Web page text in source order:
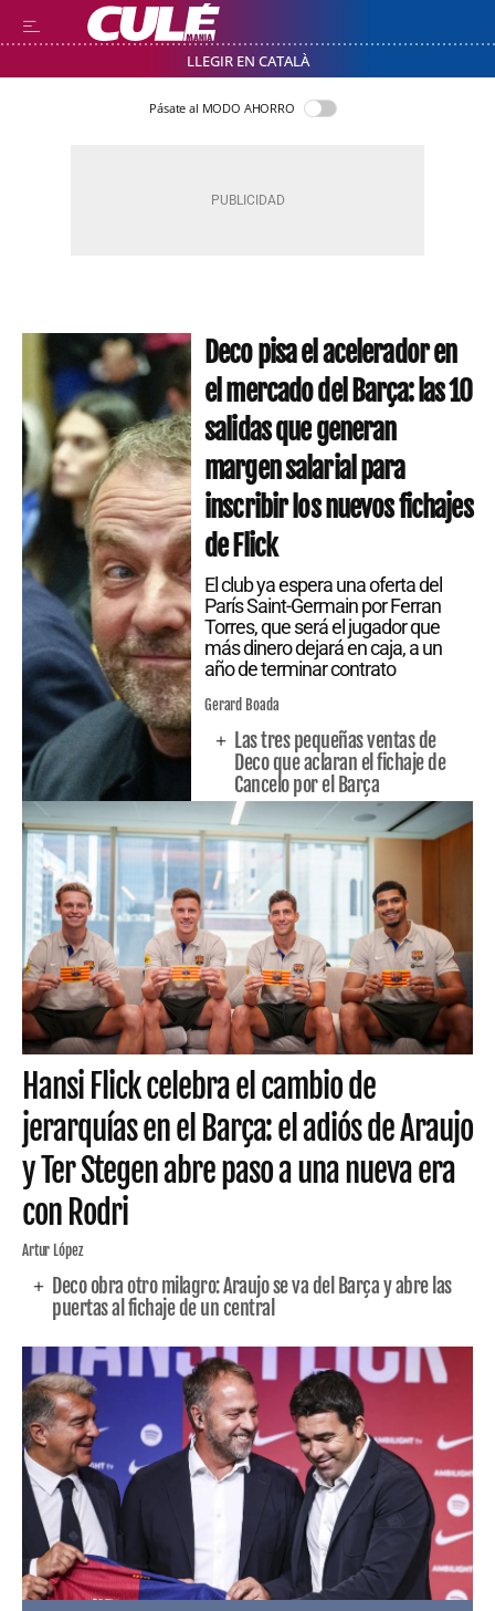
LLEGIR EN CATALÀ
Pásate al MODO AHORRO
Deco pisa el acelerador en
el mercado del Barça: las 10
salidas que generan
margen salarial para
inscribir los nuevos fichajes
de Flick
El club ya espera una oferta del
París Saint-Germain por Ferran
Torres, que será el jugador que
más dinero dejará en caja, a un
año de terminar contrato
Gerard Boada
Las tres pequeñas ventas de
Deco que aclaran el fichaje de
Cancelo por el Barça
Hansi Flick celebra el cambio de
jerarquías en el Barça: el adiós de Araujo
y Ter Stegen abre paso a una nueva era
con Rodri
Artur López
Deco obra otro milagro: Araujo se va del Barça y abre las
puertas al fichaje de un central